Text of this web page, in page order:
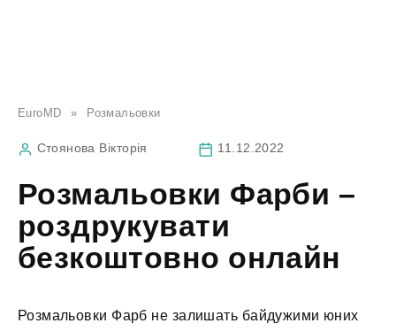
EuroMD » Розмальовки
Стоянова Вікторія 11.12.2022
Розмальовки Фарби –
роздрукувати
безкоштовно онлайн
Розмальовки Фарб не залишать байдужими юних